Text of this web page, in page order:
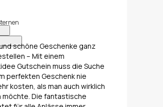
schöne Geschenke ganz
– Mit einem
Gutschein muss die Suche
perfekten Geschenk nie
kosten, als man auch wirklich
möchte. Die fantastische